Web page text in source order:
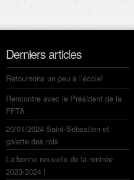
Derniers articles
Retournons un peu à l’école!
Rencontre avec le Président de la
FFTA
20/01/2024 Saint-Sébastien et
galette des rois
La bonne nouvelle de la rentrée
2023/2024 !